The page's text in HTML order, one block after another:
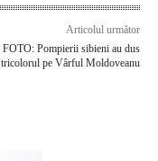
Articolul următor
FOTO: Pompierii sibieni au dus
tricolorul pe Vârful Moldoveanu